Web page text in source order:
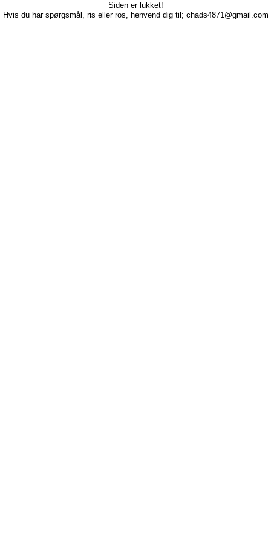
Siden er lukket!
Hvis du har spørgsmål, ris eller ros, henvend dig til; chads4871@gmail.com